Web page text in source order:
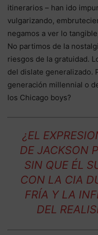
itinerarios – han ido
vulgarizando,
negamos a ver lo
No partimos de la
riesgos de la gratuidad.
del dislate generalizado.
generación millennial o
los Chicago boys?
¿EL
DE JACKSON
SIN QUE ÉL
CON LA CIA
FRÍA Y LA
DEL